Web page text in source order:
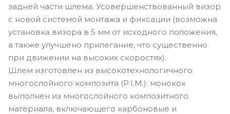
задней части шлема. Усовершенствованный визор
с новой системой монтажа и фиксации (возможна
установка визора в 5 мм от исходного положения,
а также улучшено прилегание, что существенно
при движении на высоких скоростях).
Шлем изготовлен из высокотехнологичного
многослойного композита (P.I.M.): монокок
выполнен из многослойного композитного
материала, включающего карбоновые и